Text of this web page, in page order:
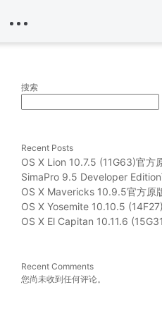
搜索
Recent Posts
OS X Lion 10.7.5 (11G63)官方
SimaPro 9.5 Developer
OS X Mavericks 10.9.5官方原
OS X Yosemite 10.10.5
OS X El Capitan 10.11.6
Recent Comments
您尚未收到任何评论。